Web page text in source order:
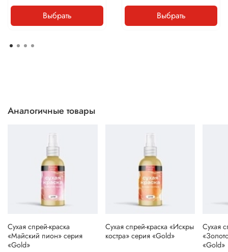
Выбрать Выбрать
Аналогичные товары
Сухая спрей-краска
«Майский пион» серия
«Gold»
Сухая спрей-краска «Искры
костра» серия «Gold»
Сухая
«Gold»